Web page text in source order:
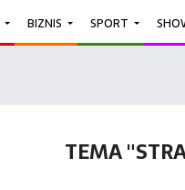
BIZNIS SPORT
TEMA